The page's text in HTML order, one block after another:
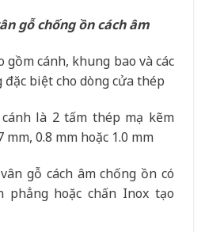
gỗ chống ồn cách âm
gồm cánh, khung bao và các
biệt cho dòng cửa thép
là 2 tấm thép mạ kẽm
0.8 mm hoặc 1.0 mm
gỗ cách âm chống ồn có
phẳng hoặc chấn Inox tạo